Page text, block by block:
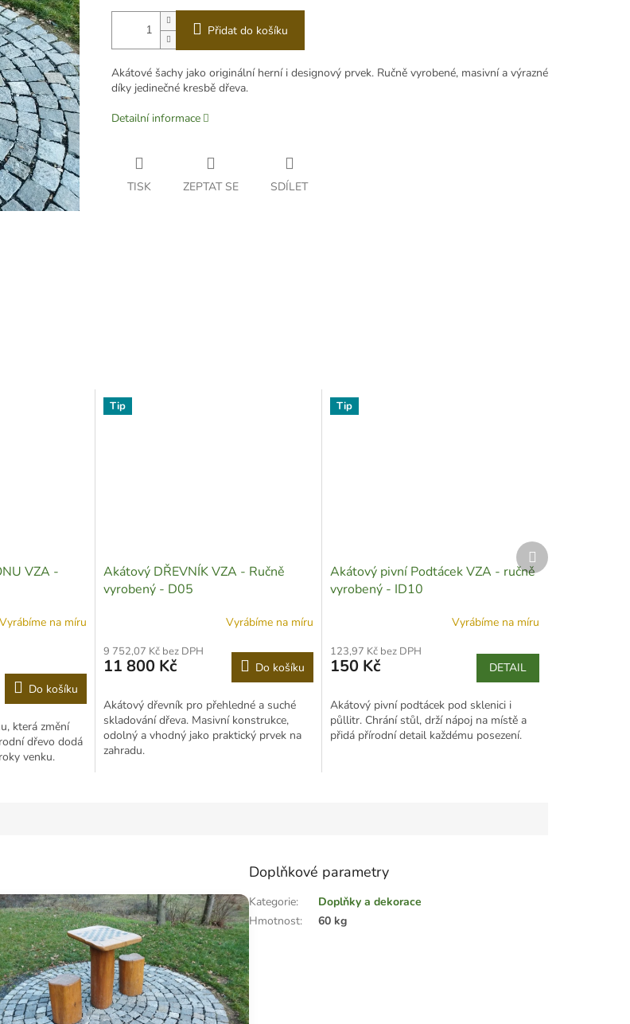
Přidat do košíku
Akátové šachy jako originální herní i designový prvek. Ručně vyrobené, masivní a výrazné
díky jedinečné kresbě dřeva.
Detailní informace
TISK ZEPTAT SE SDÍLET
VZA -
Vyrábíme na míru
Do košíku
která změní
dřevo dodá
venku.
Tip
Akátový DŘEVNÍK VZA - Ručně
vyrobený - D05
Vyrábíme na míru
9 752,07 Kč bez DPH
11 800 Kč Do košíku
Akátový dřevník pro přehledné a suché
skladování dřeva. Masivní konstrukce,
odolný a vhodný jako praktický prvek na
zahradu.
Tip
Akátový pivní Podtácek VZA - ručně
vyrobený - ID10
Vyrábíme na míru
123,97 Kč bez DPH
150 Kč DETAIL
Akátový pivní podtácek pod sklenici i
půllitr. Chrání stůl, drží nápoj na místě a
přidá přírodní detail každému posezení.
Další
produkt
Doplňkové parametry
Kategorie:
Doplňky a dekorace
Hmotnost: 60 kg